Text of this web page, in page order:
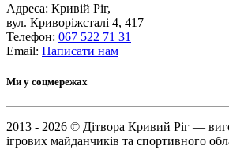
Адреса: Кривій Ріг,
вул. Криворіжсталі 4, 417
Телефон: 067 522 71 31
Email: Написати нам
Ми у соцмережах
2013 - 2026 © Дітвора Кривий Ріг —
ігрових майданчиків та спортивного